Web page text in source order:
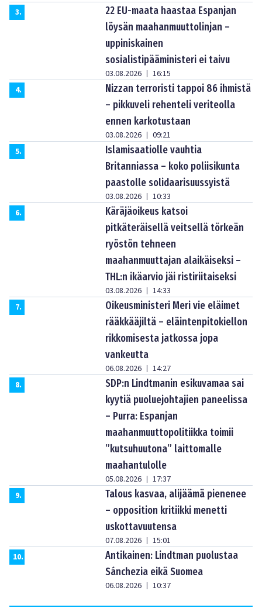
3.
22 EU-maata haastaa Espanjan
löysän maahanmuuttolinjan –
uppiniskainen
sosialistipääministeri ei taivu
03.08.2026 | 16:15
4.
Nizzan terroristi tappoi 86 ihmistä
– pikkuveli rehenteli veriteolla
ennen karkotustaan
03.08.2026 | 09:21
5.
Islamisaatiolle vauhtia
Britanniassa – koko poliisikunta
paastolle solidaarisuussyistä
03.08.2026 | 10:33
6.
Käräjäoikeus katsoi
pitkäteräisellä veitsellä törkeän
ryöstön tehneen
maahanmuuttajan alaikäiseksi –
THL:n ikäarvio jäi ristiriitaiseksi
03.08.2026 | 14:33
7.
Oikeusministeri Meri vie eläimet
rääkkääjiltä – eläintenpitokiellon
rikkomisesta jatkossa jopa
vankeutta
06.08.2026 | 14:27
8.
SDP:n Lindtmanin esikuvamaa sai
kyytiä puoluejohtajien paneelissa
– Purra: Espanjan
maahanmuuttopolitiikka toimii
”kutsuhuutona” laittomalle
maahantulolle
05.08.2026 | 17:37
9.
Talous kasvaa, alijäämä pienenee
– opposition kritiikki menetti
uskottavuutensa
07.08.2026 | 15:01
10.
Antikainen: Lindtman puolustaa
Sánchezia eikä Suomea
06.08.2026 | 10:37